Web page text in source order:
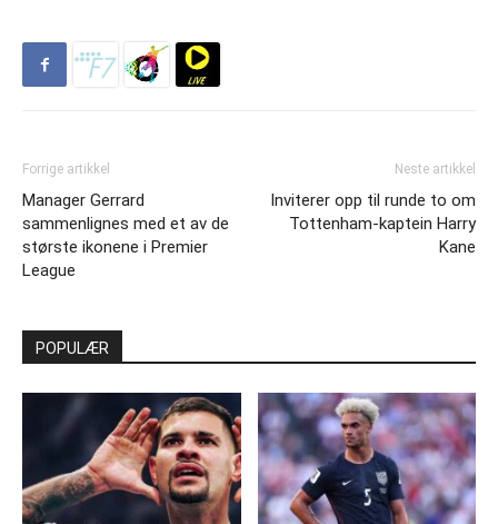
Forrige artikkel
Manager Gerrard
sammenlignes med et av de
største ikonene i Premier
League
Neste artikkel
Inviterer opp til runde to om
Tottenham-kaptein Harry
Kane
POPULÆR